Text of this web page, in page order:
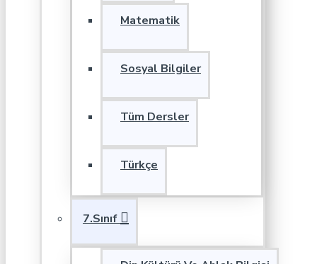
Matematik
Sosyal Bilgiler
Tüm Dersler
Türkçe
7.Sınıf